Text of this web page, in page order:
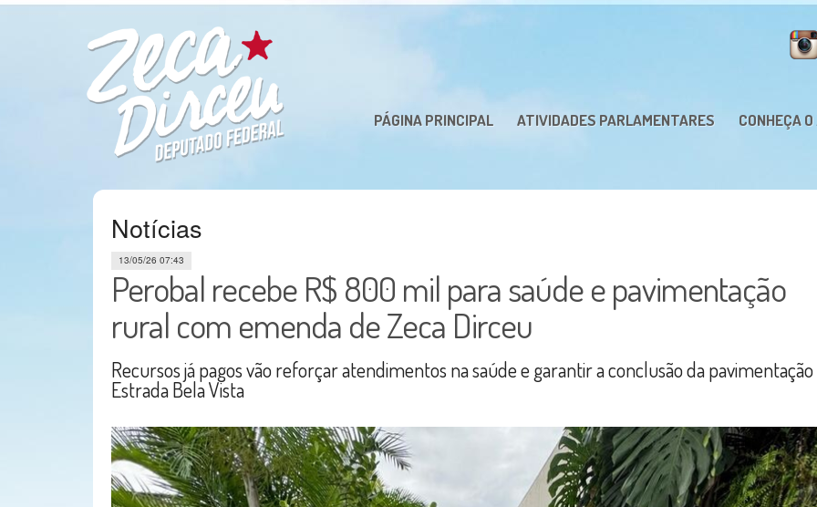
PÁGINA PRINCIPAL ATIVIDADES PARLAMENTARES CONHEÇA
Notícias
13/05/26 07:43
Perobal recebe R$ 800 mil para saúde e pavimentação
rural com emenda de Zeca Dirceu
Recursos já pagos vão reforçar atendimentos na saúde e garantir a conclusão da
Estrada Bela Vista